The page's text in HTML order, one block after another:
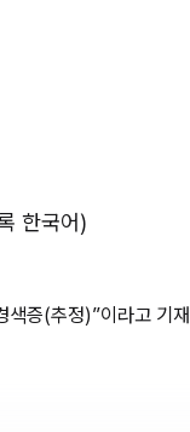
한국어)
색증(추정)”이라고 기재